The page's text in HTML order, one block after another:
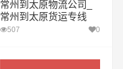
常州到太原物流公司_
常州到太原货运专线
507 0